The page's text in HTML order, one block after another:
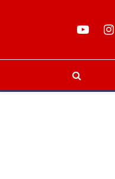
الانستغراميوتيوب